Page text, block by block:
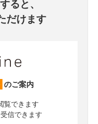
すると、
だけます
のご案内
覧できます
信できます